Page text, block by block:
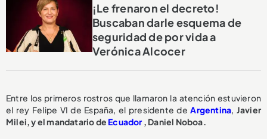
¡Le frenaron el decreto!
Buscaban darle esquema de
seguridad de por vida a
Verónica Alcocer
Entre los primeros rostros que llamaron la atención estuvieron
el rey Felipe VI de España, el presidente deArgentina, Javier
Milei, y el mandatario de Ecuador , Daniel Noboa.